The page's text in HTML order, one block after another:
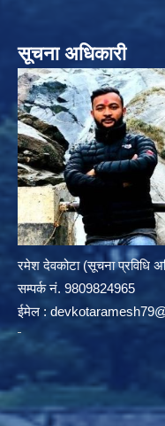
सूचना अधिकारी
रमेश देवकोटा (सूचना प्रविधि
सम्पर्क न‌ं. 9809824965
ईमेल :